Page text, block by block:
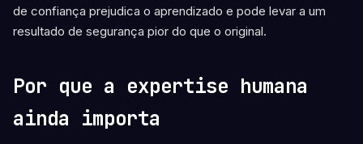
de confiança prejudica o aprendizado e pode levar a um
resultado de segurança pior do que o original.
Por que a expertise humana
ainda importa